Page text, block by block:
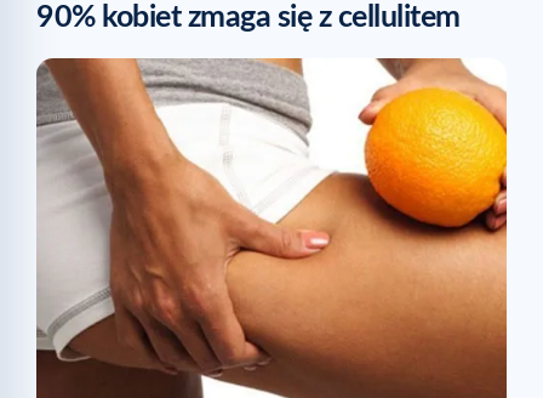
Czytaj dalej
90% kobiet zmaga się z cellulitem